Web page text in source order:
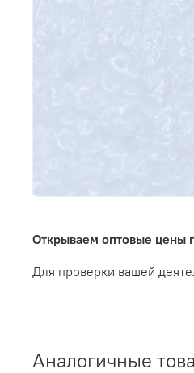
Открываем оптовые цены
Для проверки вашей
Аналогичные